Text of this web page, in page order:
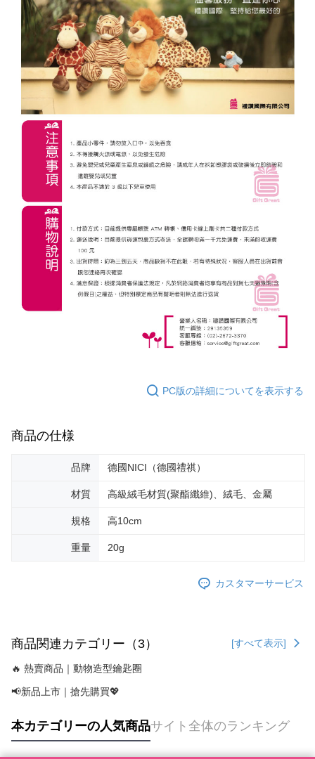
PC版の詳細についてを表示する
商品の仕様
品牌 德國NICI（德國禮祺）
材質 高級絨毛材質(聚酯纖維)、絨毛、金屬
規格 高10cm
重量 20g
カスタマーサービス
商品関連カテゴリー（3） [すべて表示]
🔥 熱賣商品｜動物造型鑰匙圈
📢新品上市｜搶先購買💖
本カテゴリーの人気商品サイト全体のランキング